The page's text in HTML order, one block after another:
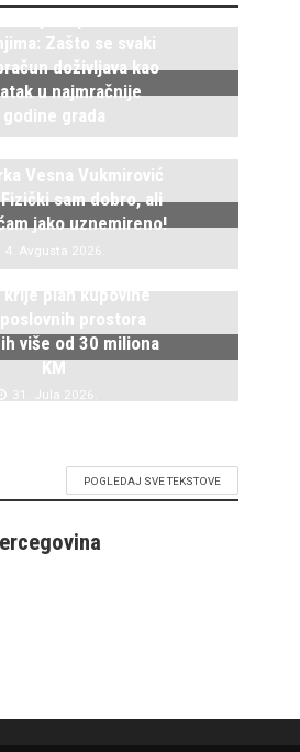
Zašto se svaki
doživljava kao
u najmračnije
godine grada
5. Avgusta 2026.
Vesna Vukmirović
sam dobro, ali
jako uznemireno!
4. Avgusta 2026.
krije plan kupovine
prostora
više od 30 miliona
KM
31. Jula 2026.
POGLEDAJ SVE TEKSTOVE